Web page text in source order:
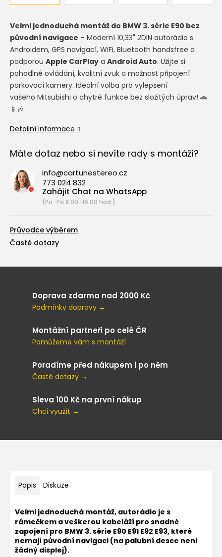
Velmi jednoduchá montáž do BMW 3. série E90 bez
původní navigace – Moderní 10,33" 2DIN autorádio s
Androidem, GPS navigací, WiFi, Bluetooth handsfree a
podporou Apple CarPlay a Android Auto. Užijte si
pohodlné ovládání, kvalitní zvuk a možnost připojení
parkovací kamery. Ideální volba pro vylepšení
vašeho Mitsubishi o chytré funkce bez složitých úprav! 🚗
📱🎶
Detailní informace
Máte dotaz nebo si nevíte rady s montáží?
info@cartunestereo.cz
773 024 832
Zahájit Chat na WhatsApp
(Po–Pá 8:00–16:00 hod.)
Průvodce výběrem
Časté dotazy
Doprava zdarma nad 2000 Kč
Podmínky dopravy →
Montážní partneři po celé ČR
Pomůžeme vám s montáží
Poradíme před nákupem i po něm
Časté dotazy →
Sleva 100 Kč na první nákup
Chci využít →
Popis Diskuze
Velmi jednoduchá montáž, autorádio je s
rámečkem a veškerou kabeláží pro snadné
zapojení pro BMW 3. série E90 E91 E92 E93, které
nemají původní navigaci (na palubní desce není
žádný displej).